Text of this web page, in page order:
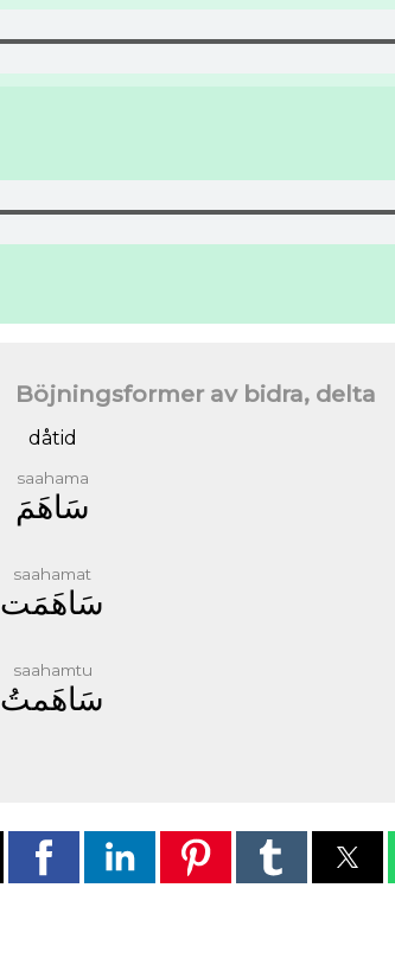
Böjningsformer av bidra, delta
dåtid
saahama
ﺳَﺎﻫَﻢَ
saahamat
ﺳَﺎﻫَﻤَﺖ
saahamtu
ﺳَﺎﻫَﻤﺖُ